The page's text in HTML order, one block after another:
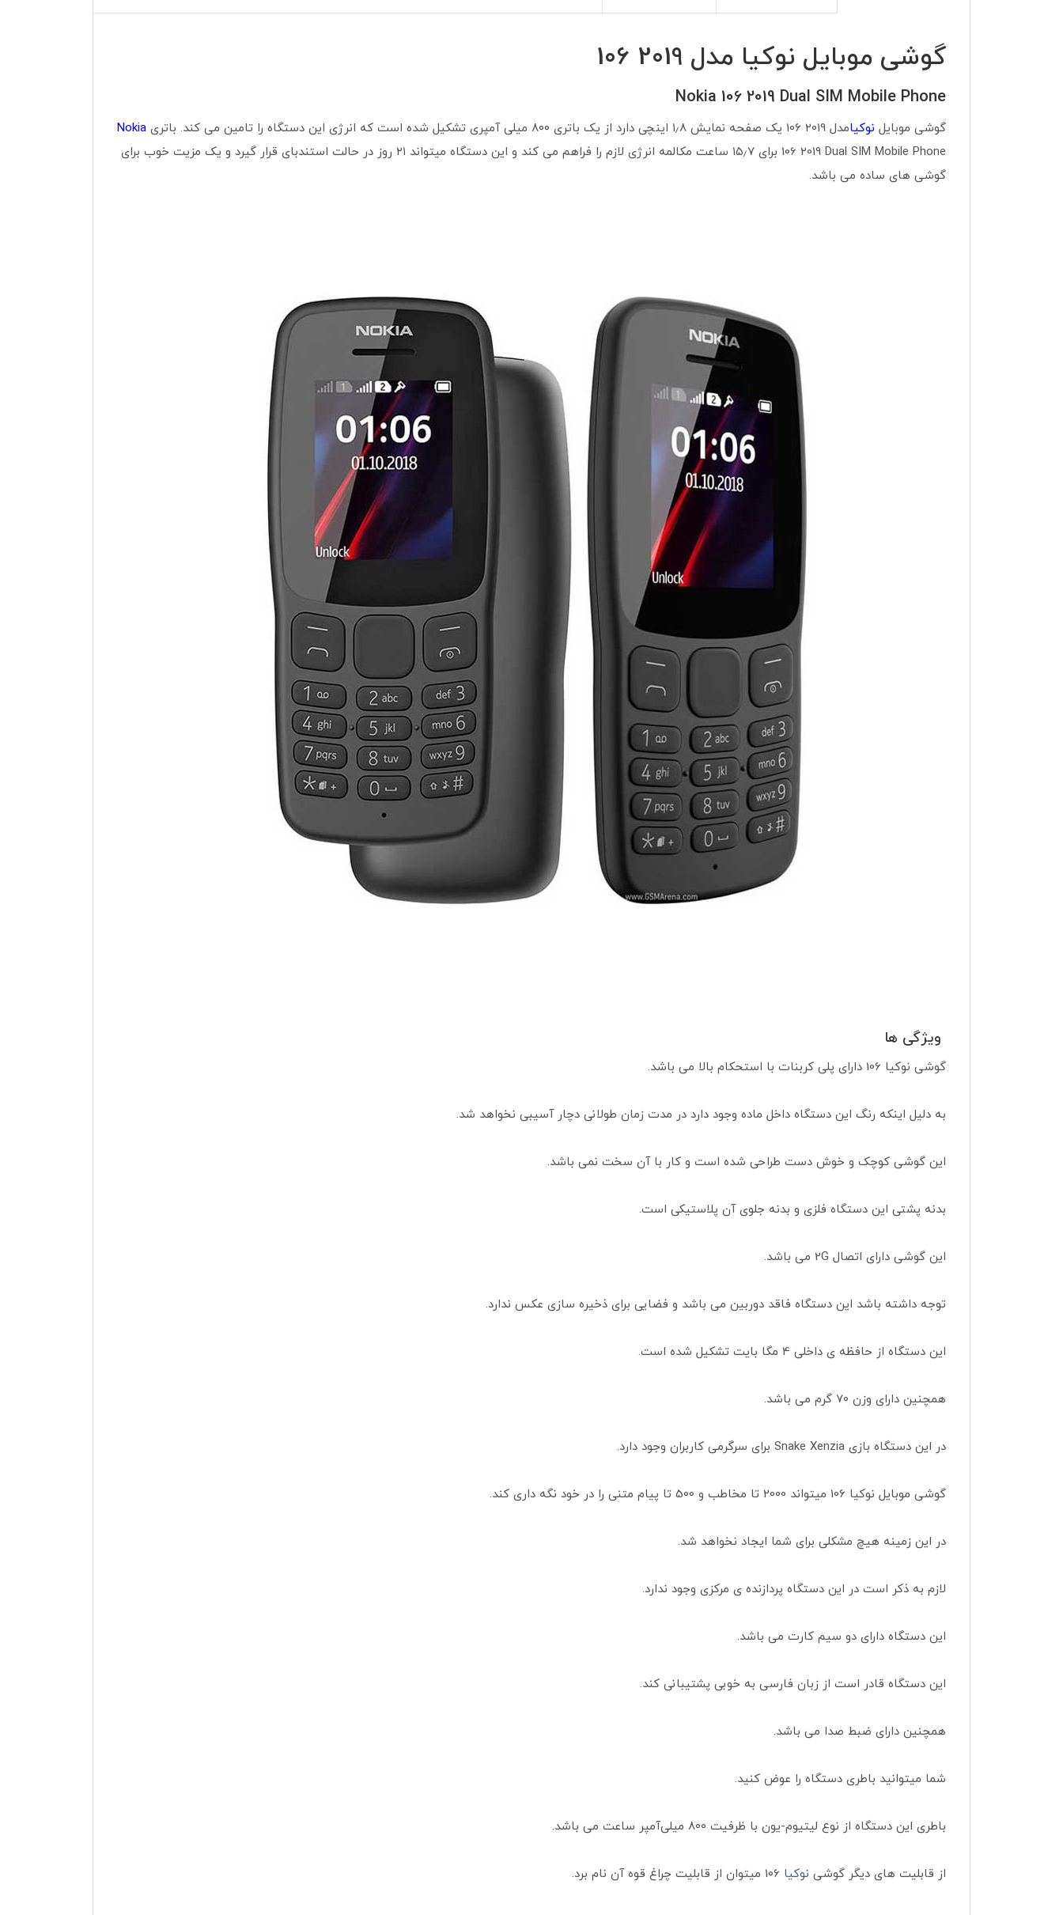
گوشی موبایل نوکیا مدل 2019 106
Nokia 106 2019 Dual SIM Mobile Phone
گوشی موبایل نوکیامدل 2019 106 یک صفحه نمایش ۱٫۸ اینچی دارد از یک باتری ۸۰۰ میلی آمپری تشکیل شده است که انرژی این دستگاه را تامین می کند. باتری
Nokia
106 2019 Dual SIM Mobile Phone برای ۱۵٫۷ ساعت مکالمه انرژی لازم را فراهم می کند و این دستگاه میتواند ۲۱ روز در حالت استندبای قرار گیرد و یک مزیت خوب برای
گوشی های ساده می باشد.
ویژگی ها
گوشی نوکیا 106 دارای پلی کربنات با استحکام بالا می باشد.
به دلیل اینکه رنگ این دستگاه داخل ماده وجود دارد در مدت زمان طولانی دچار آسیبی نخواهد شد.
این گوشی کوچک و خوش دست طراحی شده است و کار با آن سخت نمی باشد.
بدنه پشتی این دستگاه فلزی و بدنه جلوی آن پلاستیکی است.
این گوشی دارای اتصال 2G می باشد.
توجه داشته باشد این دستگاه فاقد دوربین می باشد و فضایی برای ذخیره سازی عکس ندارد.
این دستگاه از حافظه ی داخلی 4 مگا بایت تشکیل شده است.
همچنین دارای وزن 70 گرم می باشد.
در این دستگاه بازی Snake Xenzia برای سرگرمی کاربران وجود دارد.
گوشی موبایل نوکیا 106 میتواند 2000 تا مخاطب و 500 تا پیام متنی را در خود نگه داری کند.
در این زمینه هیچ مشکلی برای شما ایجاد نخواهد شد.
لازم به ذکر است در این دستگاه پردازنده ی مرکزی وجود ندارد.
این دستگاه دارای دو سیم کارت می باشد.
این دستگاه قادر است از زبان فارسی به خوبی پشتیبانی کند.
همچنین دارای ضبط صدا می باشد.
شما میتوانید باطری دستگاه را عوض کنید.
باطری این دستگاه از نوع لیتیوم-یون با ظرفیت 800 میلی‌آمپر ساعت می باشد.
از قابلیت های دیگر گوشی نوکیا